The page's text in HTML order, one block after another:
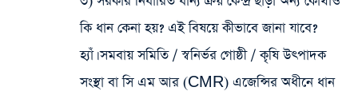
কি ধান কেনা হয়? এই বিষয়ে কীভাবে জানা যাবে?
হ্যাঁ। সমবায় সমিতি / স্বনির্ভর গোষ্ঠী / কৃষি উৎপাদক
সংস্থা বা সি এম আর (CMR) এজেন্সির অধীনে ধান